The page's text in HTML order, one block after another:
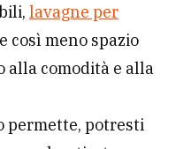
lavagne per
così meno spazio
alla comodità e alla
permette, potresti